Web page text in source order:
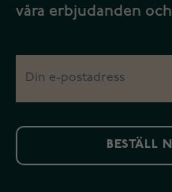
våra erbjudanden
BESTÄLL